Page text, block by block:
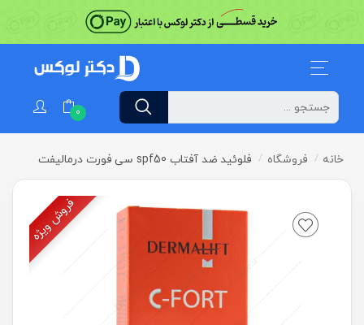
0
خانه فروشگاه فلوئید ضد آفتاب spf50 سی فورت درمالیفت
فروش ویژه